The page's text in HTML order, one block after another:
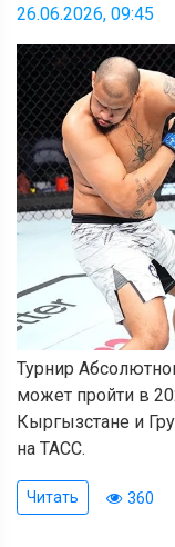
26.06.2026, 09:45
Турнир
может пройти в
Кыргызстане и
на ТАСС.
Читать 360